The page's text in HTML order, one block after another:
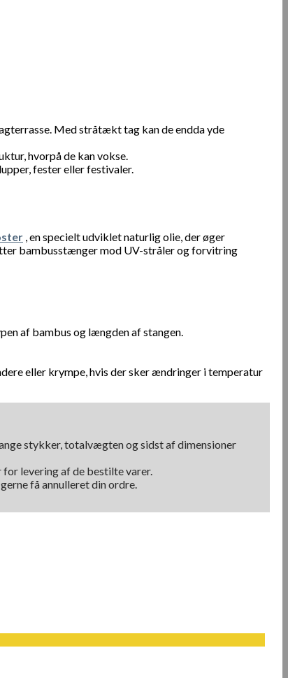
Med stråtækt tag kan de endda yde
hvorpå de kan vokse.
fester eller festivaler.
, en specielt udviklet naturlig olie, der øger
bambusstænger mod UV-stråler og forvitring
af ​​bambus og længden af ​​stangen.
eller krympe, hvis der sker ændringer i temperatur
stykker, totalvægten og sidst af dimensioner
levering af de bestilte varer.
få annulleret din ordre.